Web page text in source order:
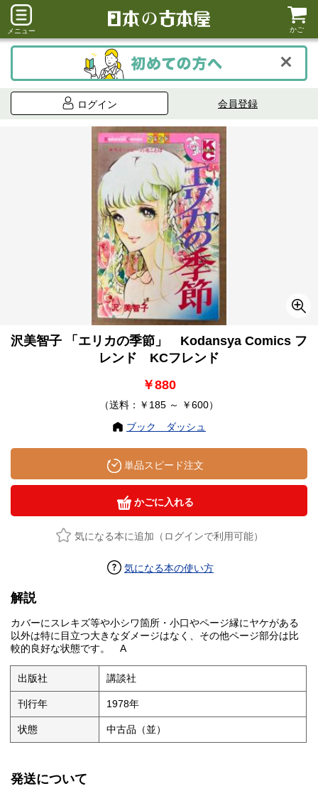
メニュー かご
ログイン 会員登録
沢美智子 「エリカの季節」 Kodansya Comics フ
レンド KCフレンド
￥880
（送料：￥185 ～ ￥600）
ブック ダッシュ
単品スピード注文
かごに入れる
気になる本に追加（ログインで利用可能）
気になる本の使い方
解説
カバーにスレキズ等や小シワ箇所・小口やページ縁にヤケがある
以外は特に目立つ大きなダメージはなく、その他ページ部分は比
較的良好な状態です。 A
出版社 講談社
刊行年 1978年
状態 中古品（並）
発送について